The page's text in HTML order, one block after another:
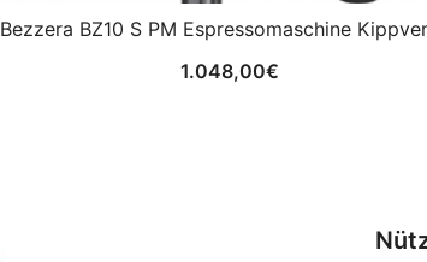
Bezzera BZ10 S PM Espressomaschine
1.048,00€